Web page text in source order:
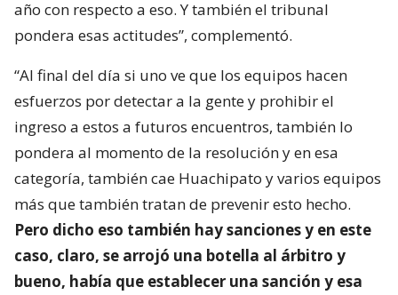
año con respecto a eso. Y también el tribunal
pondera esas actitudes”, complementó.
“Al final del día si uno ve que los equipos hacen
esfuerzos por detectar a la gente y prohibir el
ingreso a estos a futuros encuentros, también lo
pondera al momento de la resolución y en esa
categoría, también cae Huachipato y varios equipos
más que también tratan de prevenir esto hecho.
Pero dicho eso también hay sanciones y en este
caso, claro, se arrojó una botella al árbitro y
bueno, había que establecer una sanción y esa